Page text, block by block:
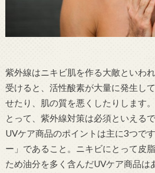
紫外線はニキビ肌を作る大敵といわ
受けると、活性酸素が大量に発生し
せたり、肌の質を悪くしたりします
とって、紫外線対策は必須といえる
UVケア商品のポイントは主に3つで
ー」であること。ニキビにとって皮
ため油分を多く含んだUVケア商品は